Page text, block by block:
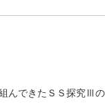
できたＳＳ探究Ⅲ